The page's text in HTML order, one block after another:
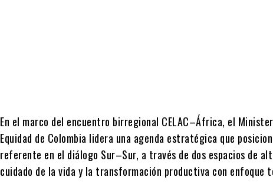
En el marco del encuentro birregional CELAC–África, el
Equidad de Colombia lidera una agenda estratégica que
referente en el diálogo Sur–Sur, a través de dos espacios de
cuidado de la vida y la transformación productiva con enfoque